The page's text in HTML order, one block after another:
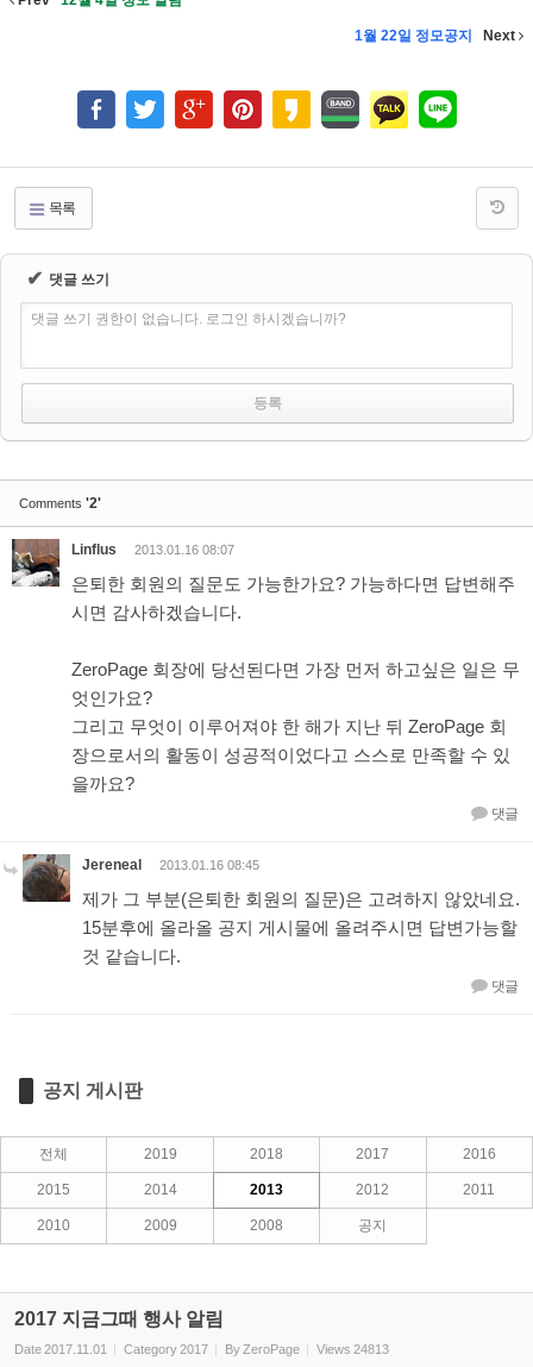
1월 22일 정모공지 Next
목록
✔ 댓글 쓰기
댓글 쓰기 권한이 없습니다. 로그인 하시겠습니까?
Comments '2'
Linflus 2013.01.16 08:07
은퇴한 회원의 질문도 가능한가요? 가능하다면 답변해주
시면 감사하겠습니다.
ZeroPage 회장에 당선된다면 가장 먼저 하고싶은 일은 무
엇인가요?
그리고 무엇이 이루어져야 한 해가 지난 뒤 ZeroPage 회
장으로서의 활동이 성공적이었다고 스스로 만족할 수 있
을까요?
댓글
Jereneal 2013.01.16 08:45
제가 그 부분(은퇴한 회원의 질문)은 고려하지 않았네요.
15분후에 올라올 공지 게시물에 올려주시면 답변가능할
것 같습니다.
댓글
공지 게시판
전체 2019 2018 2017 2016
2015 2014 2013 2012 2011
2010 2009 2008 공지
2017 지금그때 행사 알림
Date2017.11.01 Category2017 By ZeroPage Views 24813